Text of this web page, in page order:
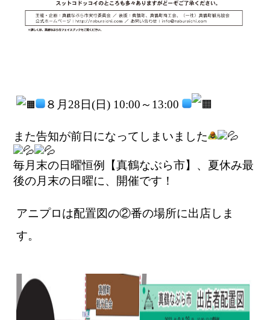
８月28日(日) 10:00～13:00
また告知が前日になってしまいました
毎月末の日曜恒例【真鶴なぶら市】、夏休み最
後の月末の日曜に、開催です！
アニプロは配置図の②番の場所に出店しま
す。